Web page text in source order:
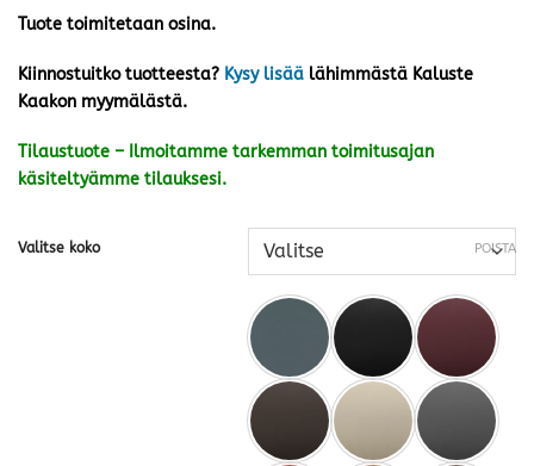
Tuote toimitetaan osina.
Kiinnostuitko tuotteesta? Kysy lisää lähimmästä Kaluste
Kaakon myymälästä.
Tilaustuote – Ilmoitamme tarkemman toimitusajan
käsiteltyämme tilauksesi.
Valitse koko POISTA